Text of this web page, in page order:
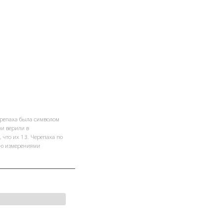
была символом
верили в
что их 13. Черепаха по
измерениями